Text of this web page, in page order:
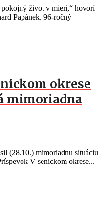
život v mieri,“ hovorí
Papánek. 96-ročný
okrese
mimoriadna
(28.10.) mimoriadnu situáciu
V senickom okrese...